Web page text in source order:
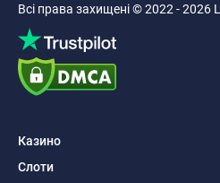
Всі права захищені © 2022 - 2026
Казино
Слоти